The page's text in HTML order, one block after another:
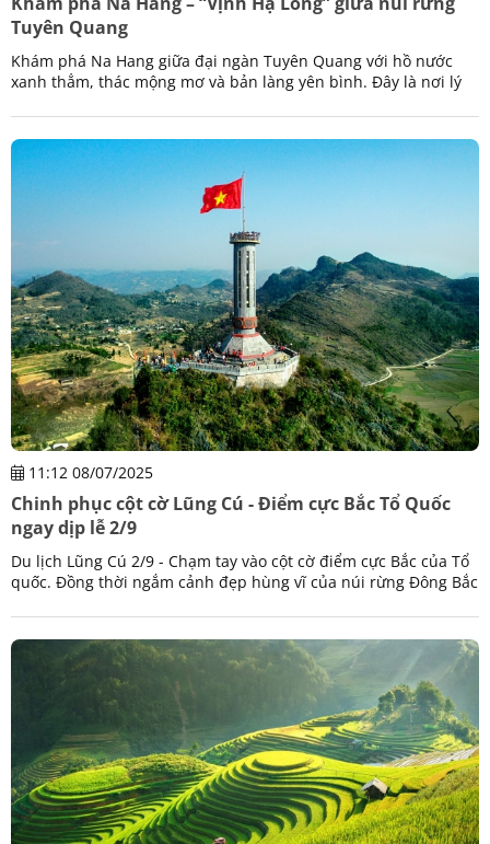
Tuyên Quang
Khám phá Na Hang giữa đại ngàn Tuyên Quang với hồ nước
xanh thẳm, thác mộng mơ và bản làng yên bình. Đây là nơi lý
11:12 08/07/2025
Chinh phục cột cờ Lũng Cú - Điểm cực Bắc Tổ Quốc
ngay dịp lễ 2/9
Du lịch Lũng Cú 2/9 - Chạm tay vào cột cờ điểm cực Bắc của Tổ
quốc. Đồng thời ngắm cảnh đẹp hùng vĩ của núi rừng Đông Bắc